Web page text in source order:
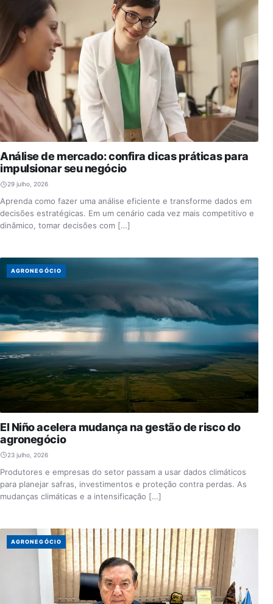
Análise de mercado: confira dicas práticas para
impulsionar seu negócio
29 julho, 2026
Aprenda como fazer uma análise eficiente e transforme dados em
decisões estratégicas. Em um cenário cada vez mais competitivo e
dinâmico, tomar decisões com […]
AGRONEGÓCIO
El Niño acelera mudança na gestão de risco do
agronegócio
23 julho, 2026
Produtores e empresas do setor passam a usar dados climáticos
para planejar safras, investimentos e proteção contra perdas. As
mudanças climáticas e a intensificação […]
AGRONEGÓCIO